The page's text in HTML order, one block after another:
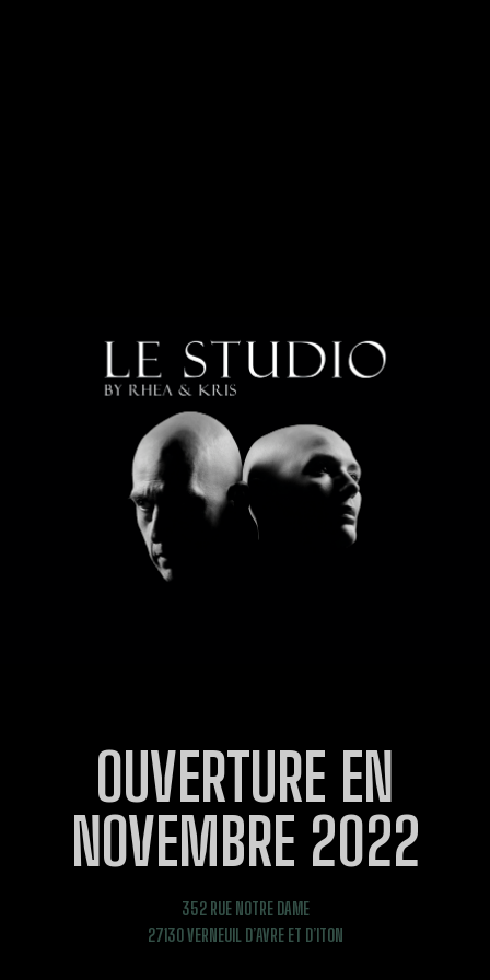
OUVERTURE EN
NOVEMBRE 2022
352 RUE NOTRE DAME
27130 VERNEUIL D’AVRE ET D’ITON